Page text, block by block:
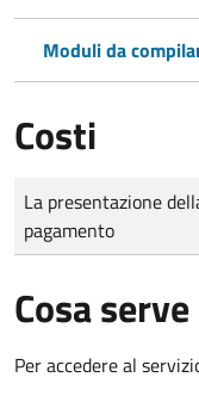
Moduli da
Costi
Tipo di pagamento
Importo
La presentazione
pagamento
Cosa serve
Per accedere al